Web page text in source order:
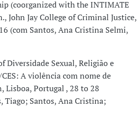
(coorganized with the INTIMATE
John Jay College of Criminal Justice,
(com Santos, Ana Cristina Selmi,
Diversidade Sexual, Religião e
A violência com nome de
Lisboa, Portugal , 28 to 28
Tiago; Santos, Ana Cristina;